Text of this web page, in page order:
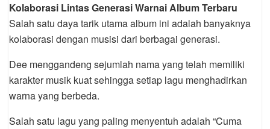
Kolaborasi Lintas Generasi Warnai Album Terbaru
Salah satu daya tarik utama album ini adalah banyaknya
kolaborasi dengan musisi dari berbagai generasi.
Dee menggandeng sejumlah nama yang telah memiliki
karakter musik kuat sehingga setiap lagu menghadirkan
warna yang berbeda.
Salah satu lagu yang paling menyentuh adalah “Cuma